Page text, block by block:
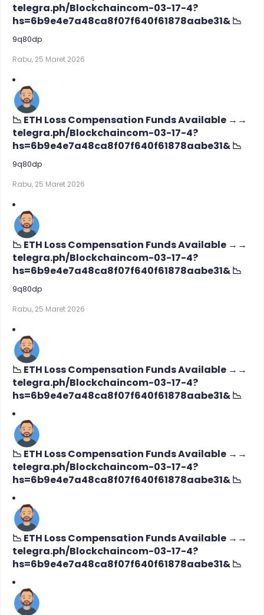
telegra.ph/Blockchaincom-03-17-4?
hs=6b9e4e7a48ca8f07f640f61878aabe31& 📉
9q80dp
Rabu, 25 Maret 2026
📉 ETH Loss Compensation Funds Available →→
telegra.ph/Blockchaincom-03-17-4?
hs=6b9e4e7a48ca8f07f640f61878aabe31& 📉
9q80dp
Rabu, 25 Maret 2026
📉 ETH Loss Compensation Funds Available →→
telegra.ph/Blockchaincom-03-17-4?
hs=6b9e4e7a48ca8f07f640f61878aabe31& 📉
9q80dp
Rabu, 25 Maret 2026
📉 ETH Loss Compensation Funds Available →→
telegra.ph/Blockchaincom-03-17-4?
hs=6b9e4e7a48ca8f07f640f61878aabe31& 📉
📉 ETH Loss Compensation Funds Available →→
telegra.ph/Blockchaincom-03-17-4?
hs=6b9e4e7a48ca8f07f640f61878aabe31& 📉
📉 ETH Loss Compensation Funds Available →→
telegra.ph/Blockchaincom-03-17-4?
hs=6b9e4e7a48ca8f07f640f61878aabe31& 📉